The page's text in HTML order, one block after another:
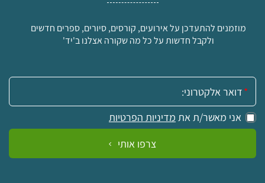
מוזמנים להתעדכן על אירועים, קורסים, סיורים, ספרים חדשים
ולקבל חדשות על כל מה שקורה אצלנו ב'יד'
אימייל:
אני מאשר/ת את מדיניות הפרטיות
צרפו אותי